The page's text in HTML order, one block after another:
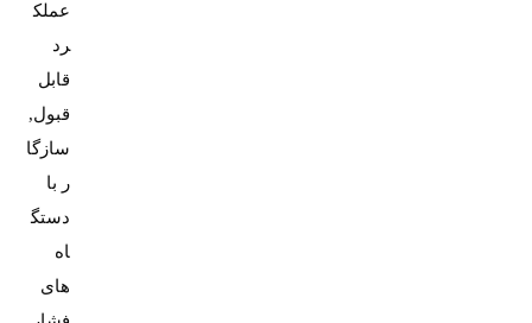
عملک
رد
قابل
قبول,
سازگا
ر با
دستگ
اه
های